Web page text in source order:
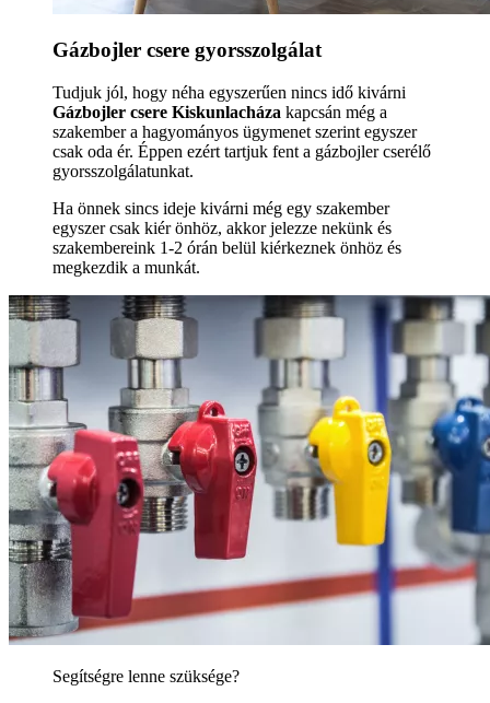
Gázbojler csere gyorsszolgálat
Tudjuk jól, hogy néha egyszerűen nincs idő kivárni
Gázbojler csere Kiskunlacháza kapcsán még a
szakember a hagyományos ügymenet szerint egyszer
csak oda ér. Éppen ezért tartjuk fent a gázbojler cserélő
gyorsszolgálatunkat.
Ha önnek sincs ideje kivárni még egy szakember
egyszer csak kiér önhöz, akkor jelezze nekünk és
szakembereink 1-2 órán belül kiérkeznek önhöz és
megkezdik a munkát.
Segítségre lenne szüksége?